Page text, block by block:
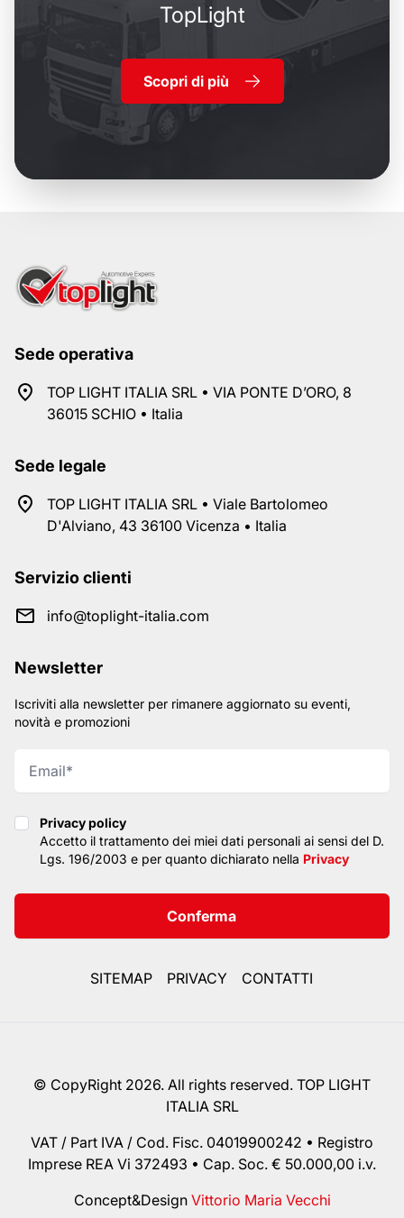
TopLight
Scopri di più
Sede operativa
TOP LIGHT ITALIA SRL • VIA PONTE D’ORO, 8
36015 SCHIO • Italia
Sede legale
TOP LIGHT ITALIA SRL • Viale Bartolomeo
D'Alviano, 43 36100 Vicenza • Italia
Servizio clienti
info@toplight-italia.com
Newsletter
Iscriviti alla newsletter per rimanere aggiornato su eventi,
novità e promozioni
Privacy policy
Privacy policy
Accetto il trattamento dei miei dati personali ai sensi del D.
Lgs. 196/2003 e per quanto dichiarato nella Privacy
Conferma
SITEMAP PRIVACY CONTATTI
© CopyRight 2026. All rights reserved. TOP LIGHT
ITALIA SRL
VAT / Part IVA / Cod. Fisc. 04019900242 • Registro
Imprese REA Vi 372493 • Cap. Soc. € 50.000,00 i.v.
Concept&Design Vittorio Maria Vecchi